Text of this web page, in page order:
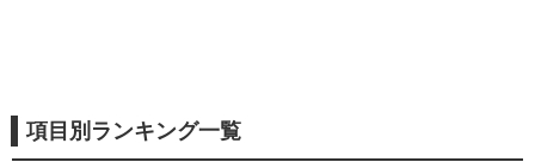
項目別ランキング一覧